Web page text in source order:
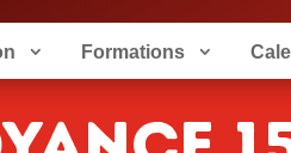
Formations